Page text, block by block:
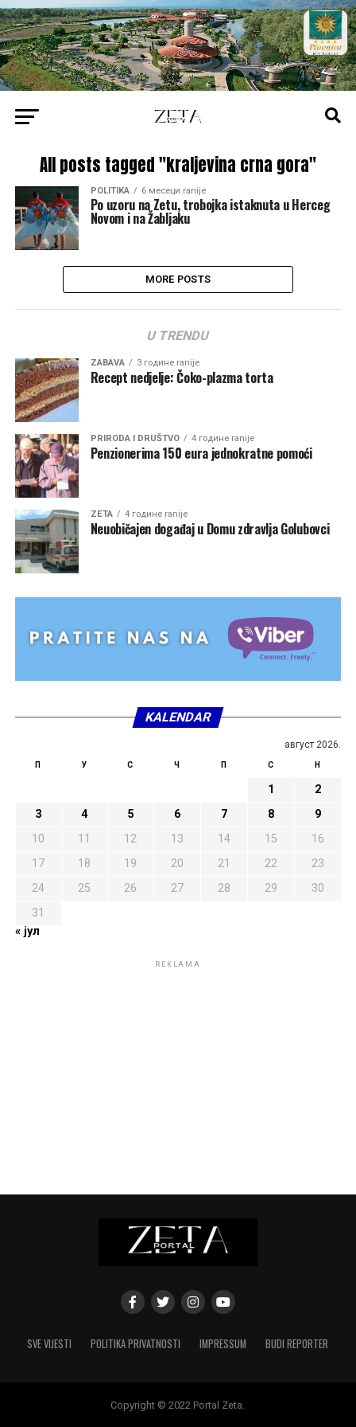
All posts tagged "kraljevina crna gora"
POLITIKA 6 месеци ranije
Po uzoru na Zetu, trobojka istaknuta u Herceg
Novom i na Žabljaku
MORE POSTS
U TRENDU
ZABAVA 3 године ranije
Recept nedjelje: Čoko-plazma torta
PRIRODA I DRUŠTVO 4 године ranije
Penzionerima 150 eura jednokratne pomoći
ZETA 4 године ranije
Neuobičajen događaj u Domu zdravlja Golubovci
KALENDAR
август 2026.
П У С Ч П С Н
1
2
3
4 5 6 7 8
9
10
11 12 13 14 15
16
17
18 19 20 21 22
23
24
25 26 27 28 29
30
31
« јул
REKLAMA
SVE VIJESTI POLITIKA PRIVATNOSTI IMPRESSUM BUDI REPORTER
Copyright © 2022 Portal Zeta.